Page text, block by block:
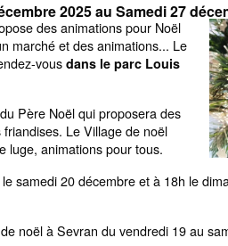
2025au Samedi 27
des animations pour Noël
marché et des animations... Le
vousdans le parc Louis
Père Noël qui proposera des
Le Village de noël
luge, animations pour tous.
samedi 20 décembre et à 18h le
noël à Sevran du vendredi 19 au